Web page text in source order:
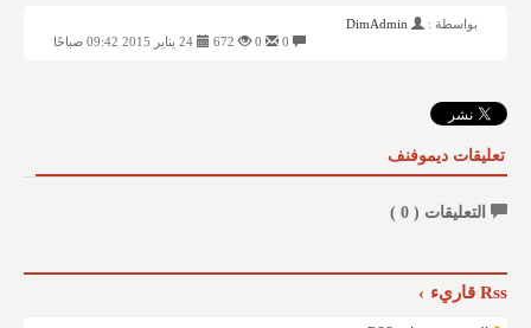
بواسطة :
DimAdmin
672
تعليقات ديموفنف
التعليقات ( 0
)
Rss قاريء